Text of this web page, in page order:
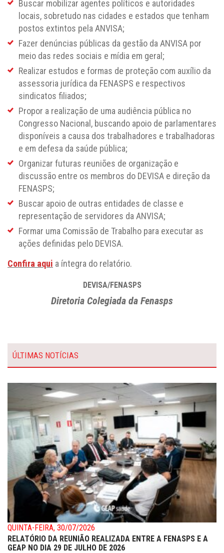
Buscar mobilizar agentes políticos e autoridades
locais, sobretudo nas cidades e estados que tenham
postos extintos pela ANVISA;
Fazer denúncias públicas da gestão da ANVISA por
meio das redes sociais e mídia em geral;
Realizar estudos e formas de proteção com auxílio da
assessoria jurídica da FENASPS e respectivos
sindicatos filiados;
Propor a realização de uma audiência pública no
Congresso Nacional, buscando apoio de parlamentares
disponíveis a causa dos trabalhadores e trabalhadoras
e em defesa da saúde pública;
Organizar futuras reuniões de organização e
discussão entre os membros do DEVISA e direção da
FENASPS;
Buscar apoio de outras entidades de classe e
representação de servidores da ANVISA;
Formar uma Comissão de Trabalho para executar as
ações definidas pelo DEVISA.
Confira aqui a íntegra do relatório.
DEVISA/FENASPS
Diretoria Colegiada da Fenasps
ÚLTIMAS NOTÍCIAS
QUINTA-FEIRA, 30/07/2026
RELATÓRIO DA REUNIÃO REALIZADA ENTRE A FENASPS E A
GEAP NO DIA 29 DE JULHO DE 2026